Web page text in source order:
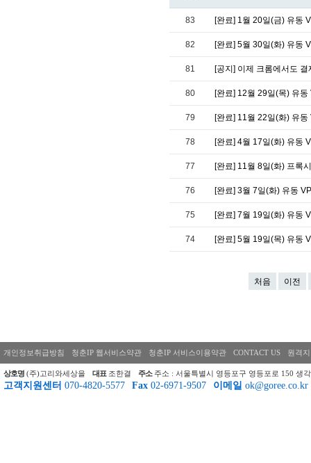
83 [완료] 1월 20일(금) 유동
82 [완료] 5월 30일(화) 유동
81 [공지] 이제 크롬에서도
80 [완료] 12월 29일(목) 유
79 [완료] 11월 22일(화) 유
78 [완료] 4월 17일(화) 유동
77 [완료] 11월 8일(화) 프록
76 [완료] 3월 7일(화) 유동
75 [완료] 7월 19일(화) 유동
74 [완료] 5월 19일(목) 유동
처음 이전
개인정보취급방침 청춘IP 웹서비스약관 청춘IP 서비스이용약관 CONTACT US 원격
상호명 (주)고리와세상을 대표 조한결 주소 주소 : 서울특별시 영등포구 영등포로 150 생
고객지원센터 070-4820-5577 Fax 02-6971-9507 이메일 ok@goree.co.kr